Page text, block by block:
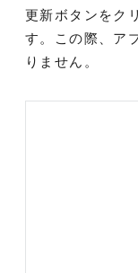
更新ボタンをク
す。この際、ア
りません。